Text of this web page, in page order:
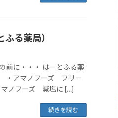
る薬局）
前に・・・ はーとふる薬
・アマノフーズ フリー
マノフーズ 減塩に […]
続きを読む